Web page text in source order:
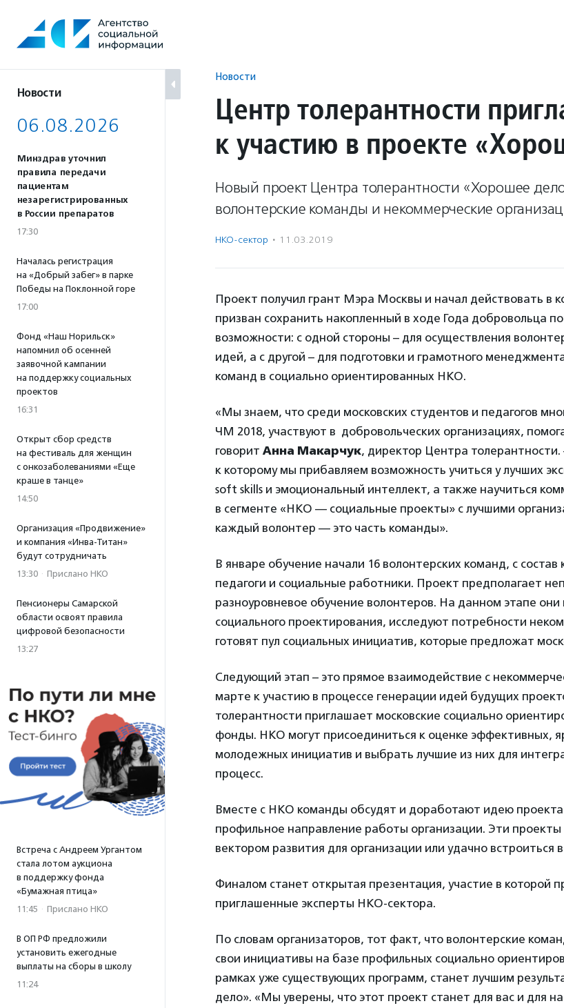
содержанию
Новости
06.08.2026
Минздрав уточнил
правила передачи
пациентам
незарегистрированных
в России препаратов
17:30
Началась регистрация
на «Добрый забег» в парке
Победы на Поклонной горе
17:00
Фонд «Наш Норильск»
напомнил об осенней
заявочной кампании
на поддержку социальных
проектов
16:31
Открыт сбор средств
на фестиваль для женщин
с онкозаболеваниями «Еще
краше в танце»
14:50
Организация «Продвижение»
и компания «Инва-Титан»
будут сотрудничать
13:30 · Прислано НКО
Пенсионеры Самарской
области освоят правила
цифровой безопасности
13:27
Встреча с Андреем Ургантом
стала лотом аукциона
в поддержку фонда
«Бумажная птица»
11:45 · Прислано НКО
В ОП РФ предложили
установить ежегодные
выплаты на сборы в школу
11:24
Новости
Центр толерантности
к участию в проекте
Новый проект Центра толерантности «Хорошее
волонтерские команды и некоммерческие
НКО-сектор · 11.03.2019
Проект получил грант Мэра Москвы и начал действовать в
призван сохранить накопленный в ходе Года добровольца
возможности: с одной стороны – для осуществления
идей, а с другой – для подготовки и грамотного
команд в социально ориентированных НКО.
«Мы знаем, что среди московских студентов и педагогов
ЧМ 2018, участвуют в добровольческих организациях,
говорит Анна Макарчук, директор Центра
к которому мы прибавляем возможность учиться у лучших
soft skills и эмоциональный интеллект, а также научиться
в сегменте «НКО — социальные проекты» с лучшими
каждый волонтер — это часть команды».
В январе обучение начали 16 волонтерских команд, с
педагоги и социальные работники. Проект предполагает
разноуровневое обучение волонтеров. На данном этапе они
социального проектирования, исследуют потребности
готовят пул социальных инициатив, которые предложат
Следующий этап – это прямое взаимодействие с
марте к участию в процессе генерации идей будущих
толерантности приглашает московские социально
фонды. НКО могут присоединиться к оценке эффективных,
молодежных инициатив и выбрать лучшие из них для
процесс.
Вместе с НКО команды обсудят и доработают идею
профильное направление работы организации. Эти проекты
вектором развития для организации или удачно встроиться
Финалом станет открытая презентация, участие в которой
приглашенные эксперты НКО-сектора.
По словам организаторов, тот факт, что волонтерские
свои инициативы на базе профильных социально
рамках уже существующих программ, станет лучшим
дело». «Мы уверены, что этот проект станет для вас и для